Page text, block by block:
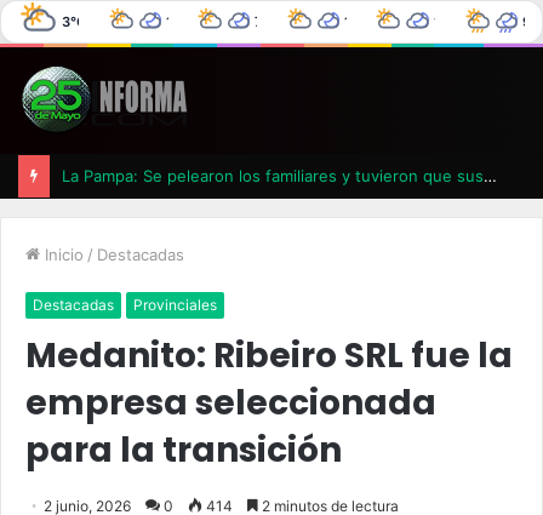
3°C 25 de Mayo 10°C 3°C 0% 7°C 0°C 0% 11°C 4°C 0% 12°C 6°C 0%
La Pampa: Se pelearon los familiares y tuvieron que suspender un velatorio
Inicio / Destacadas
Destacadas Provinciales
Medanito: Ribeiro SRL fue la
empresa seleccionada
para la transición
2 junio, 2026 0 414 2 minutos de lectura